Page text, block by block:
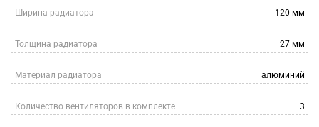
Ширина радиатора 120 мм
Толщина радиатора 27 мм
Материал радиатора алюминий
Количество вентиляторов в комплекте 3